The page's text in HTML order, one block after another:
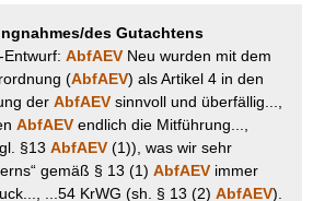
des Gutachtens
Entwurf: AbfAEV Neu wurden mit dem
(AbfAEV) als Artikel 4 in den
der AbfAEV sinnvoll und überfällig...,
AbfAEV endlich die Mitführung...,
§13 AbfAEV (1)), was wir sehr
gemäß § 13 (1) AbfAEV immer
...54 KrWG (sh. § 13 (2) AbfAEV).